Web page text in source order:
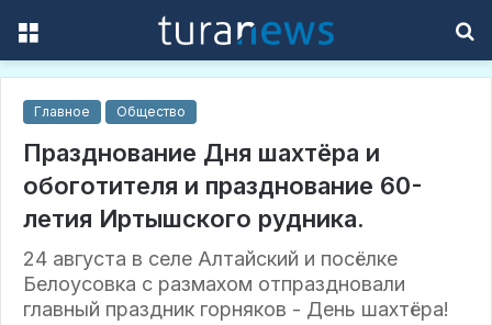
Главное Общество
Празднование Дня шахтёра и
обоготителя и празднование 60-
летия Иртышского рудника.
24 августа в селе Алтайский и посёлке
Белоусовка с размахом отпраздновали
главный праздник горняков - День шахтёра!